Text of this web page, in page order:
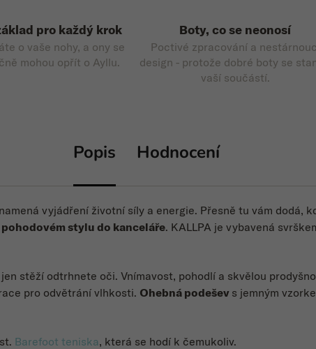
pro každý krok
o vaše nohy, a ony se
mohou opřít o Ayllu.
Boty, co se neonosí
Poctivé zpracování a
design - protože dobré boty se
vaší součástí.
Popis Hodnocení
vyjádření životní síly a energie. Přesně tu vám dodá,
pohodovém stylu do kanceláře. KALLPA je vybavená
jen stěží odtrhnete oči. Vnímavost, pohodlí a skvělou
pro odvětrání vlhkosti. Ohebná podešev s jemným
. Barefoot teniska, která se hodí k čemukoliv.